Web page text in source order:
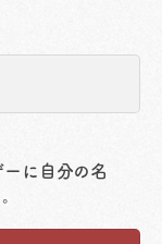
に自分の名